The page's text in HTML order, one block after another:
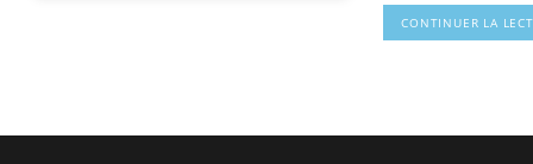
CONTINUER LA